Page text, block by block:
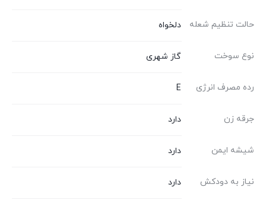
حالت تنظیم شعله دلخواه
نوع سوخت گاز شهری
رده مصرف انرژی E
جرقه زن دارد
شیشه ایمن دارد
نیاز به دودکش دارد